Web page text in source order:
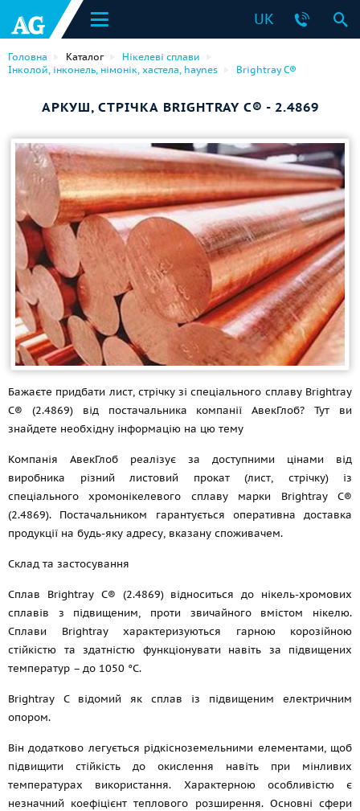
UK
Головна Каталог
Нікелеві сплави
Інколой, інконель, німонік, хастела, haynes
Brightray C®
АРКУШ, СТРІЧКА BRIGHTRAY C® - 2.4869
Бажаєте придбати лист, стрічку зі спеціального сплаву Brightray
C® (2.4869) від постачальника компанії АвекГлоб? Тут ви
знайдете необхідну інформацію на цю тему
Компанія АвекГлоб реалізує за доступними цінами від
виробника різний листовий прокат (лист, стрічку) із
спеціального хромонікелевого сплаву марки Brightray C®
(2.4869). Постачальником гарантується оперативна доставка
продукції на будь-яку адресу, вказану споживачем.
Склад та застосування
Сплав Brightray C® (2.4869) відноситься до нікель-хромових
сплавів з підвищеним, проти звичайного вмістом нікелю.
Сплави Brightray характеризуються гарною корозійною
стійкістю та здатністю функціонувати навіть за підвищених
температур – до 1050 °C.
Brightray C відомий як сплав із підвищеним електричним
опором.
Він додатково легується рідкісноземельними елементами, щоб
підвищити стійкість до окислення навіть при мінливих
температурах використання. Характерною особливістю є
незначний коефіцієнт теплового розширення. Основні сфери